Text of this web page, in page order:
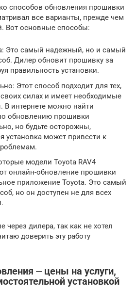
способов обновления прошивки
все варианты, прежде чем
Вот основные способы:
Это самый надежный, но и самый
Дилер обновит прошивку за
правильность установки.
Этот способ подходит для тех,
своих силах и имеет необходимые
В интернете можно найти
обновлению прошивки
но будьте осторожны,
установка может привести к
модели Toyota RAV4
онлайн-обновление прошивки
приложение Toyota. Это самый
но он доступен не для всех
через дилера, так как не хотел
доверить эту работу
⏤ цены на услуги,
установкой